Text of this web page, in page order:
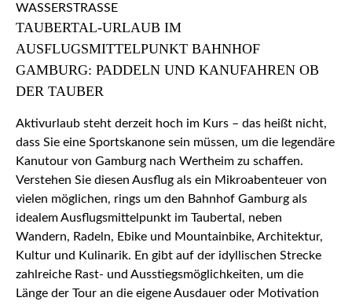
TAUBERTAL-URLAUB IM
AUSFLUGSMITTELPUNKT BAHNHOF
GAMBURG: PADDELN UND KANUFAHREN OB
DER TAUBER
Aktivurlaub steht derzeit hoch im Kurs – das heißt nicht,
dass Sie eine Sportskanone sein müssen, um die legendäre
Kanutour von Gamburg nach Wertheim zu schaffen.
Verstehen Sie diesen Ausflug als ein Mikroabenteuer von
vielen möglichen, rings um den Bahnhof Gamburg als
idealem Ausflugsmittelpunkt im Taubertal, neben
Wandern, Radeln, Ebike und Mountainbike, Architektur,
Kultur und Kulinarik. En gibt auf der idyllischen Strecke
zahlreiche Rast- und Ausstiegsmöglichkeiten, um die
Länge der Tour an die eigene Ausdauer oder Motivation